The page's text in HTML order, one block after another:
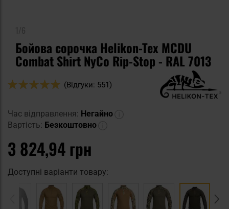
Бойова сорочка Helikon-Tex MCDU
Combat Shirt NyCo Rip-Stop - RAL 7013
Оцінка:
(Відгуки: 551)
Час відправлення: Негайно
Вартість: Безкоштовно
3 824,94 грн
Доступні варіанти товару: